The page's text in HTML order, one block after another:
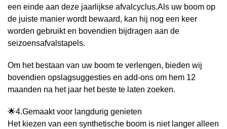
een einde aan deze jaarlijkse afvalcyclus.Als uw boom op
de juiste manier wordt bewaard, kan hij nog een keer
worden gebruikt en bovendien bijdragen aan de
seizoensafvalstapels.
Om het bestaan ​​van uw boom te verlengen, bieden wij
bovendien opslagsuggesties en add-ons om hem 12
maanden na het jaar het beste te laten zoeken.
🌟4.Gemaakt voor langdurig genieten
Het kiezen van een synthetische boom is niet langer alleen